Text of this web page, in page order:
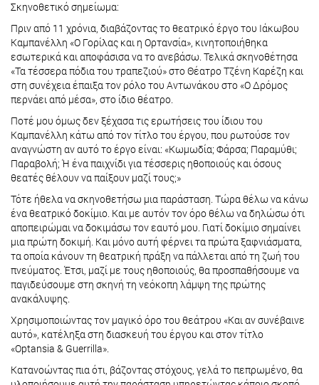
Σκηνοθετικό σημείωμα:
Πριν από 11 χρόνια, διαβάζοντας το θεατρικό έργο του Ιάκωβου
Καμπανέλλη «Ο Γορίλας και η Ορτανσία», κινητοποιήθηκα
εσωτερικά και αποφάσισα να το ανεβάσω. Τελικά σκηνοθέτησα
«Τα τέσσερα πόδια του τραπεζιού» στο Θέατρο Τζένη Καρέζη και
στη συνέχεια έπαιξα τον ρόλο του Αντωνάκου στο «Ο Δρόμος
περνάει από μέσα», στο ίδιο θέατρο.
Ποτέ μου όμως δεν ξέχασα τις ερωτήσεις του ίδιου του
Καμπανέλλη κάτω από τον τίτλο του έργου, που ρωτούσε τον
αναγνώστη αν αυτό το έργο είναι: «Κωμωδία; Φάρσα; Παραμύθι;
Παραβολή; Ή ένα παιχνίδι για τέσσερις ηθοποιούς και όσους
θεατές θέλουν να παίξουν μαζί τους;»
Τότε ήθελα να σκηνοθετήσω μια παράσταση. Τώρα θέλω να κάνω
ένα θεατρικό δοκίμιο. Και με αυτόν τον όρο θέλω να δηλώσω ότι
αποπειρώμαι να δοκιμάσω τον εαυτό μου. Γιατί δοκίμιο σημαίνει
μια πρώτη δοκιμή. Και μόνο αυτή φέρνει τα πρώτα ξαφνιάσματα,
τα οποία κάνουν τη θεατρική πράξη να πάλλεται από τη ζωή του
πνεύματος. Έτσι, μαζί με τους ηθοποιούς, θα προσπαθήσουμε να
παγιδεύσουμε στη σκηνή τη νεόκοπη λάμψη της πρώτης
ανακάλυψης.
Χρησιμοποιώντας τον μαγικό όρο του θεάτρου «Και αν συνέβαινε
αυτό», κατέληξα στη διασκευή του έργου και στον τίτλο
«Optansia & Guerrilla».
Κατανοώντας πια ότι, βάζοντας στόχους, γελά το πεπρωμένο, θα